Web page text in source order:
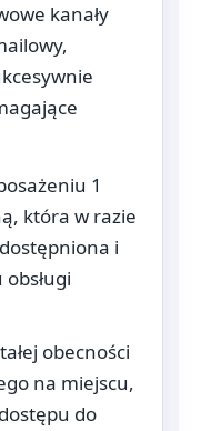
kanały
1
która w razie
i
obecności
na miejscu,
do